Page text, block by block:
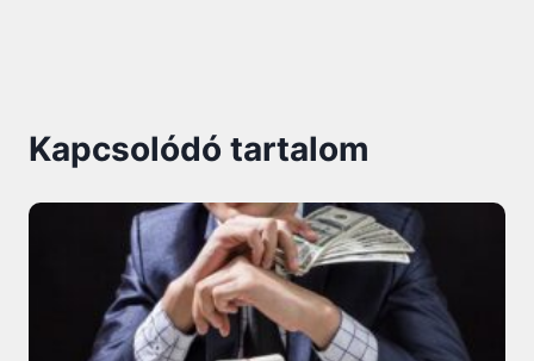
Kapcsolódó tartalom